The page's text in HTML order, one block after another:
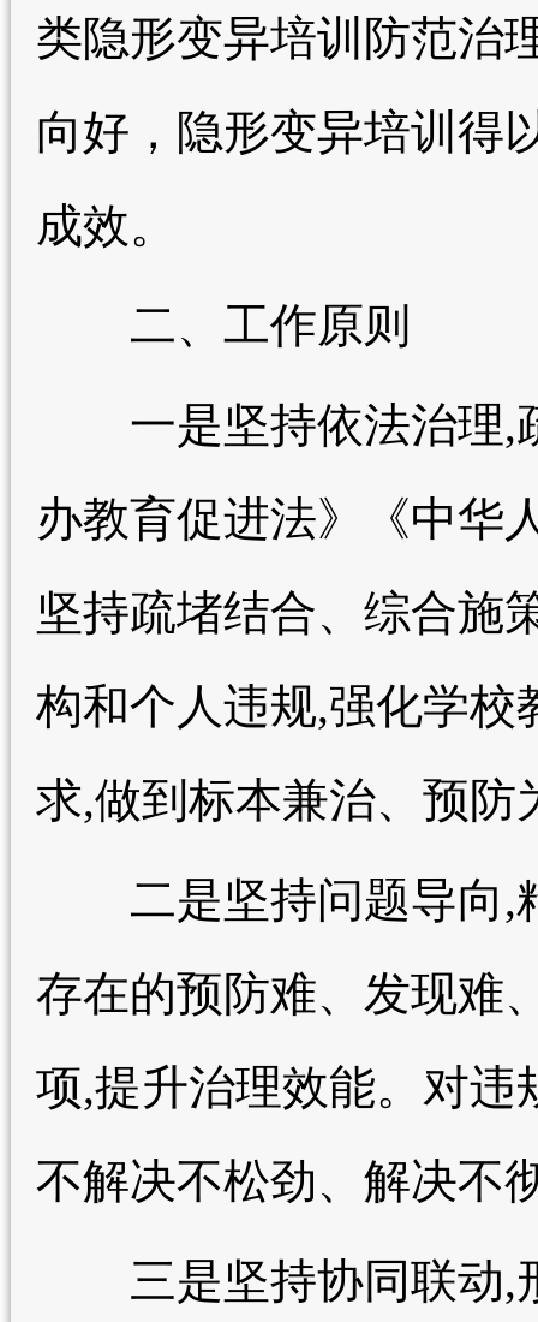
类隐形变异培训防范治
向好，隐形变异培训得
成效。
二、工作原则
一是坚持依法治理,
办教育促进法》《中华
坚持疏堵结合、综合施
构和个人违规,强化学校
求,做到标本兼治、预防
二是坚持问题导向,
存在的预防难、发现难
项,提升治理效能。对违
不解决不松劲、解决不
三是坚持协同联动,形